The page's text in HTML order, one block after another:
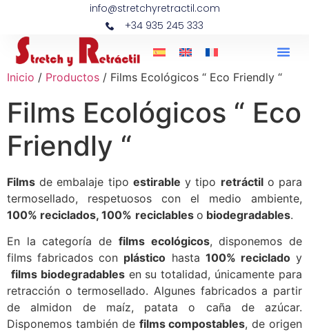
info@stretchyretractil.com
+34 935 245 333
Inicio / Productos / Films Ecológicos “ Eco Friendly “
Films Ecológicos “ Eco
Friendly “
Films de embalaje tipo estirable y tipo retráctilo para
termosellado, respetuosos con el medio ambiente,
100% reciclados, 100% reciclables o biodegradables.
En la categoría de films ecológicos, disponemos de
films fabricados con plástico hasta 100% recicladoy
films biodegradablesen su totalidad, únicamente para
retracción o termosellado. Algunes fabricados a partir
de almidon de maíz, patata o caña de azúcar.
Disponemos también de films compostables, de origen